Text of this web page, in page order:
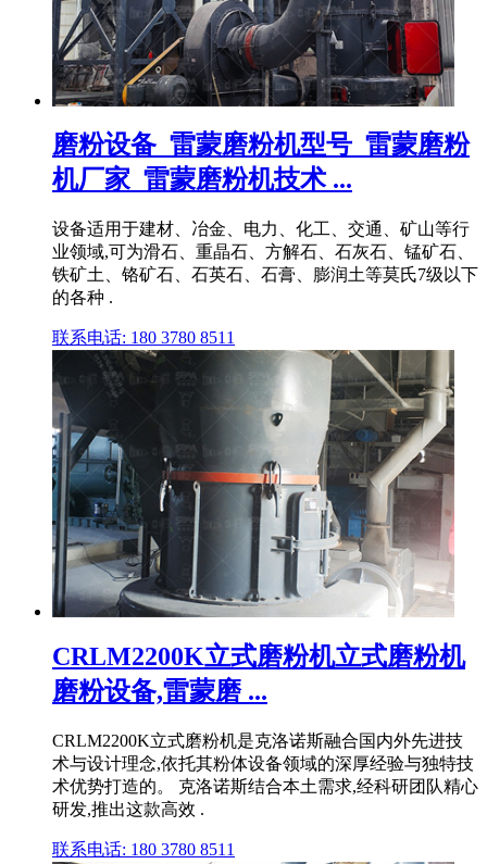
磨粉设备_雷蒙磨粉机型号_雷蒙磨粉
机厂家_雷蒙磨粉机技术 ...
设备适用于建材、冶金、电力、化工、交通、矿山等行
业领域,可为滑石、重晶石、方解石、石灰石、锰矿石、
铁矿土、铬矿石、石英石、石膏、膨润土等莫氏7级以下
的各种 .
联系电话: 180 3780 8511
CRLM2200K立式磨粉机立式磨粉机
磨粉设备,雷蒙磨 ...
CRLM2200K立式磨粉机是克洛诺斯融合国内外先进技
术与设计理念,依托其粉体设备领域的深厚经验与独特技
术优势打造的。 克洛诺斯结合本土需求,经科研团队精心
研发,推出这款高效 .
联系电话: 180 3780 8511